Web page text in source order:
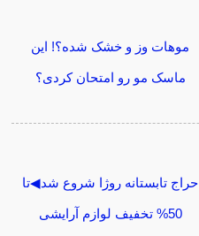
موهات وز و خشک شده؟! این
ماسک مو رو امتحان کردی؟
حراج تابستانه روژا شروع شد◀تا
50% تخفیف لوازم آرایشی